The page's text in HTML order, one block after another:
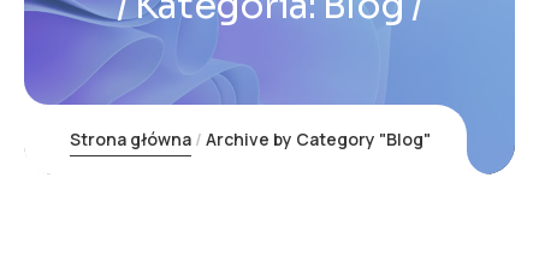
Strona główna Archive by Category "Blog"